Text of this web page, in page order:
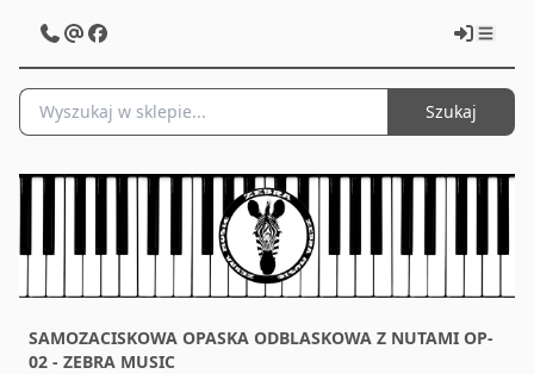
Szukaj
SAMOZACISKOWA OPASKA ODBLASKOWA Z NUTAMI OP-
02 - ZEBRA MUSIC